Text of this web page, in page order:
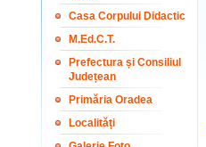
Casa Corpului Didactic
M.Ed.C.T.
Prefectura și Consiliul
Județean
Primăria Oradea
Localități